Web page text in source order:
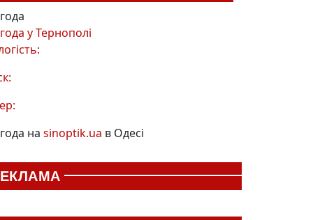
уТернополі
на sinoptik.ua в Одесі